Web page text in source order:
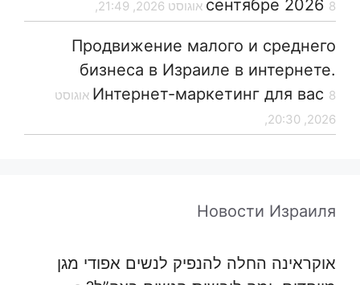
сентябре 2026 8 אוגוסט 2026, 21:49,
Продвижение малого и среднего
бизнеса в Израиле в интернете.
Интернет-маркетинг для вас 8 אוגוסט
2026, 20:30,
Новости Израиля
אוקראינה החלה להנפיק לנשים אפודי מגן